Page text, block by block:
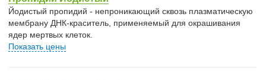
Йодистый пропидий - непроникающий сквозь плазматическую
мембрану ДНК-краситель, применяемый для окрашивания
ядер мертвых клеток.
Показать цены